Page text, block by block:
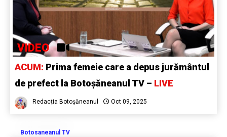
VIDEO
ACUM: Prima femeie care a depus jurământul
de prefect la Botoșăneanul TV – LIVE
Redacția Botoșăneanul Oct 09, 2025
Botosaneanul TV